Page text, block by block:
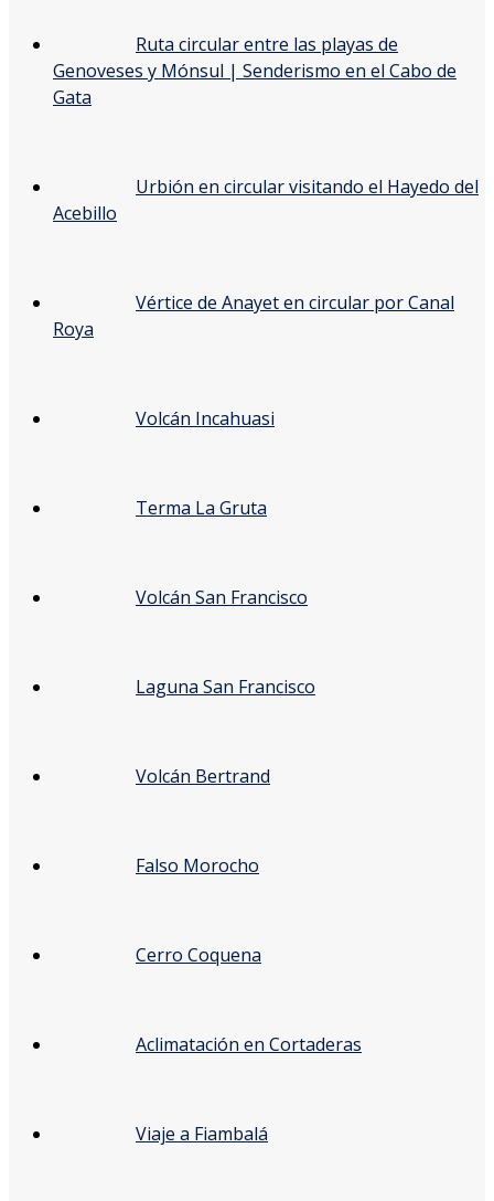
Ruta circular entre las playas de
Genoveses y Mónsul | Senderismo en el Cabo de
Gata
Urbión en circular visitando el Hayedo del
Acebillo
Vértice de Anayet en circular por Canal
Roya
Volcán Incahuasi
Terma La Gruta
Volcán San Francisco
Laguna San Francisco
Volcán Bertrand
Falso Morocho
Cerro Coquena
Aclimatación en Cortaderas
Viaje a Fiambalá